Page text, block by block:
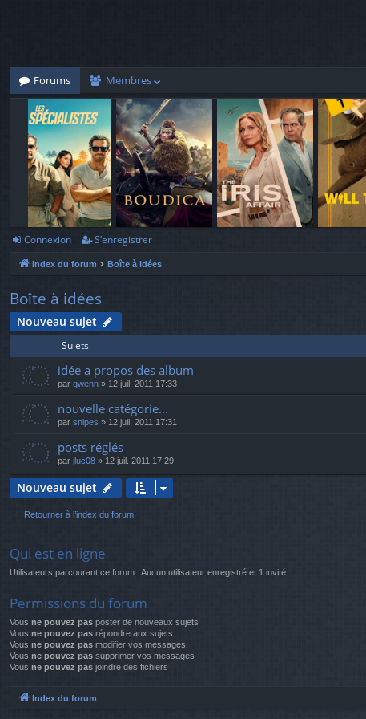
Forums
Membres
Connexion S’enregistrer
Index du forum Boîte à idées
Boîte à idées
Nouveau sujet
Sujets
idée a propos des album
par gwenn » 12 juil. 2011 17:33
nouvelle catégorie...
par snipes » 12 juil. 2011 17:31
posts réglés
par jluc08 » 12 juil. 2011 17:29
Nouveau sujet
Retourner à l’index du forum
Qui est en ligne
Utilisateurs parcourant ce forum : Aucun utilisateur enregistré et 1 invité
Permissions du forum
Vous ne pouvez pas poster de nouveaux sujets
Vous ne pouvez pas répondre aux sujets
Vous ne pouvez pas modifier vos messages
Vous ne pouvez pas supprimer vos messages
Vous ne pouvez pas joindre des fichiers
Index du forum